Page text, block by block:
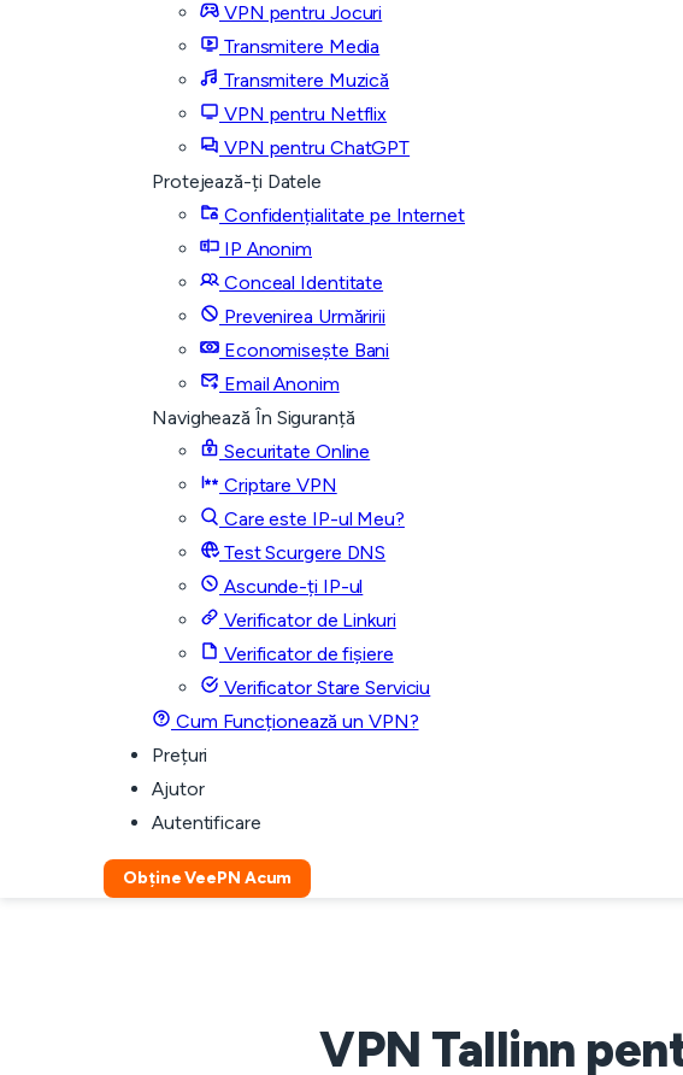
VPN pentru Jocuri
Transmitere Media
Transmitere Muzică
VPN pentru Netflix
VPN pentru ChatGPT
Protejează-ți Datele
Confidențialitate pe Internet
IP Anonim
Conceal Identitate
Prevenirea Urmăririi
Economisește Bani
Email Anonim
Navighează În Siguranță
Securitate Online
Criptare VPN
Care este IP-ul Meu?
Test Scurgere DNS
Ascunde-ți IP-ul
Verificator de Linkuri
Verificator de fișiere
Verificator Stare Serviciu
Cum Funcționează un VPN?
Prețuri
Ajutor
Autentificare
Obține VeePN Acum
VPN Tallinn